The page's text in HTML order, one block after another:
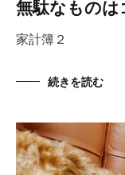
無駄なもの
家計簿２
続きを読む